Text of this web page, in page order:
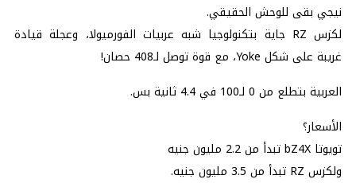
نيجي بقى للوحش الحقيقي.
لكزس RZ جاية بتكنولوجيا شبه عربيات الفورميولا، وعجلة قيادة
غريبة على شكل Yoke، مع قوة توصل لـ408 حصان!
العربية بتطلع من 0 لـ100 في 4.4 ثانية بس.
الأسعار؟
تويوتا bZ4X تبدأ من 2.2 مليون جنيه
ولكزس RZ تبدأ من 3.5 مليون جنيه.